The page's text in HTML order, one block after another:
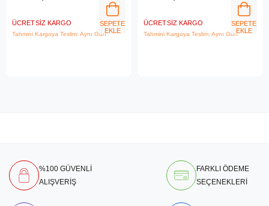
ÜCRETSIZ KARGO
Tahmini Kargoya Teslim: Aynı Gün
SEPETE
EKLE
ÜCRETSIZ KARGO
Tahmini Kargoya Teslim: Aynı Gün
SEPETE
EKLE
%100 GÜVENLİ
ALIŞVERİŞ
FARKLI ÖDEME
SEÇENEKLERİ